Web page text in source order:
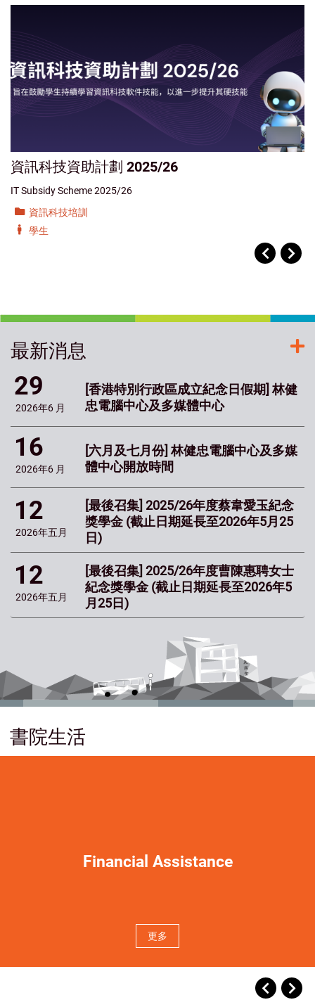
資訊科技資助計劃 2025/26
IT Subsidy Scheme 2025/26
資訊科技培訓
學生
最新消息
29
6 月
2026年
[香港特別行政區成立紀念日假期] 林健
忠電腦中心及多媒體中心
16
6 月
2026年
[六月及七月份] 林健忠電腦中心及多媒
體中心開放時間
12
五月
2026年
[最後召集] 2025/26年度蔡韋愛玉紀念
獎學金 (截止日期延長至2026年5月25
日)
12
五月
2026年
[最後召集] 2025/26年度曹陳惠聘女士
紀念獎學金 (截止日期延長至2026年5
月25日)
Financial Assistance
更多